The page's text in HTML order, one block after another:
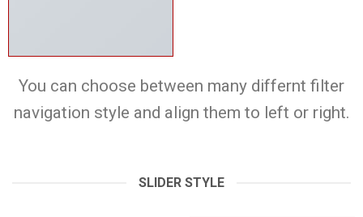
You can choose between many differnt filter
navigation style and align them to left or right.
SLIDER STYLE